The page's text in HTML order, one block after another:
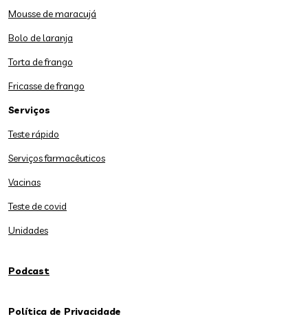
Mousse de maracujá
Bolo de laranja
Torta de frango
Fricasse de frango
Serviços
Teste rápido
Serviços farmacêuticos
Vacinas
Teste de covid
Unidades
Podcast
Política de Privacidade